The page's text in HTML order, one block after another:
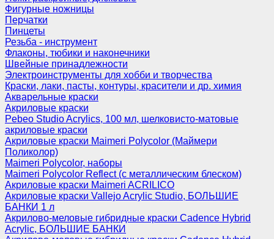
Фигурные ножницы
Перчатки
Пинцеты
Резьба - инструмент
Флаконы, тюбики и наконечники
Швейные принадлежности
Электроинструменты для хобби и творчества
Краски, лаки, пасты, контуры, красители и др. химия
Акварельные краски
Акриловые краски
Pebeo Studio Acrylics, 100 мл, шелковисто-матовые
акриловые краски
Акриловые краски Maimeri Polycolor (Маймери
Поликолор)
Maimeri Polycolor, наборы
Maimeri Polycolor Reflect (с металлическим блеском)
Акриловые краски Maimeri ACRILICO
Акриловые краски Vallejo Acrylic Studio, БОЛЬШИЕ
БАНКИ 1 л
Акрилово-меловые гибридные краски Cadence Hybrid
Acrylic, БОЛЬШИЕ БАНКИ